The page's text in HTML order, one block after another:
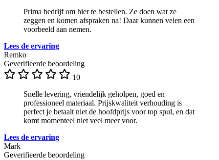
Prima bedrijf om hier te bestellen. Ze doen wat ze
zeggen en komen afspraken na! Daar kunnen velen een
voorbeeld aan nemen.
Lees de ervaring
Remko
Geverifieerde beoordeling
10
Snelle levering, vriendelijk geholpen, goed en
professioneel materiaal. Prijskwaliteit verhouding is
perfect je betaalt niet de hoofdprijs voor top spul, en dat
komt momenteel niet veel meer voor.
Lees de ervaring
Mark
Geverifieerde beoordeling